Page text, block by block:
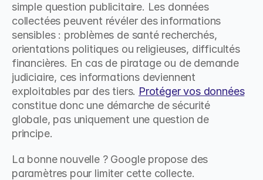
simple question publicitaire. Les données
collectées peuvent révéler des informations
sensibles : problèmes de santé recherchés,
orientations politiques ou religieuses, difficultés
financières. En cas de piratage ou de demande
judiciaire, ces informations deviennent
exploitables par des tiers. Protéger vos données
constitue donc une démarche de sécurité
globale, pas uniquement une question de
principe.
La bonne nouvelle ? Google propose des
paramètres pour limiter cette collecte.